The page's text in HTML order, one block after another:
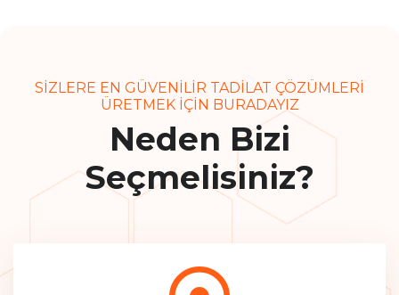
SIZLERE EN GÜVENILIR TADILAT ÇÖZÜMLERI
ÜRETMEK IÇIN BURADAYIZ
Neden Bizi
Seçmelisiniz?